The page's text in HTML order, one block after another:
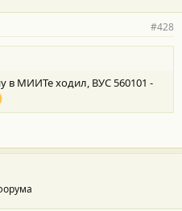
#428
в МИИТе ходил, ВУС 560101 -